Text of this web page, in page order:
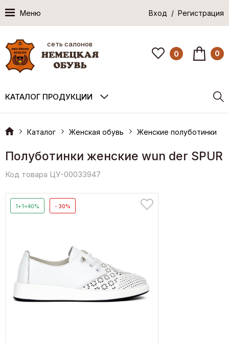
Меню Вход / Регистрация
сеть салонов
0 0
КАТАЛОГ ПРОДУКЦИИ
Каталог Женская обувь Женские полуботинки
Полуботинки женские wun der SPUR
Код товара ЦУ-00033947
1+1=40% - 30%